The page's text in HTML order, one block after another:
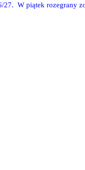
W piątek rozegrany